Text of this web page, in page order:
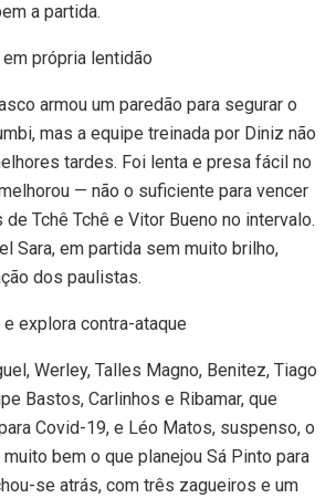
a partida.
própria lentidão
armou um paredão para segurar o
mas a equipe treinada por Diniz não
tardes. Foi lenta e presa fácil no
— não o suficiente para vencer
Tchê Tchê e Vitor Bueno no intervalo.
Sara, em partida sem muito brilho,
dos paulistas.
explora contra-ataque
Werley, Talles Magno, Benitez, Tiago
Bastos, Carlinhos e Ribamar, que
Covid-19, e Léo Matos, suspenso, o
bem o que planejou Sá Pinto para
se atrás, com três zagueiros e um